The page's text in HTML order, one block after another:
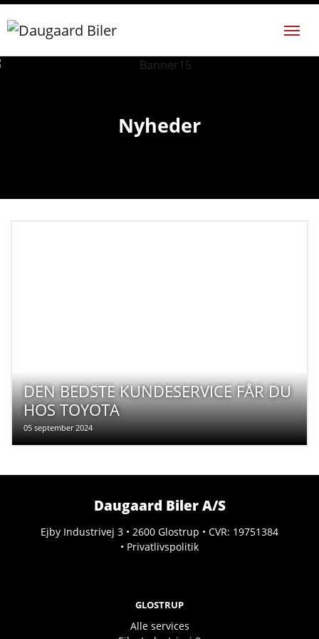
Nyheder
DEN BEDSTE KUNDESERVICE FÅR DU
HOS TOYOTA
05 september 2024
Daugaard Biler A/S
Ejby Industrivej 3 • 2600 Glostrup • CVR: 19751384
• Privatlivspolitik
GLOSTRUP
Alle services